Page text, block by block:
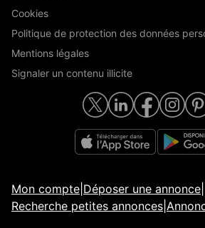
Cookies
Politique de protection des données
Mentions légales
Signaler un contenu illicite
Mon compte Déposer une annonce
Recherche petites annonces